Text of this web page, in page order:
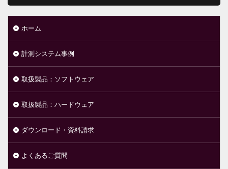
ホーム
計測システム事例
取扱製品：ソフトウェア
取扱製品：ハードウェア
ダウンロード・資料請求
よくあるご質問